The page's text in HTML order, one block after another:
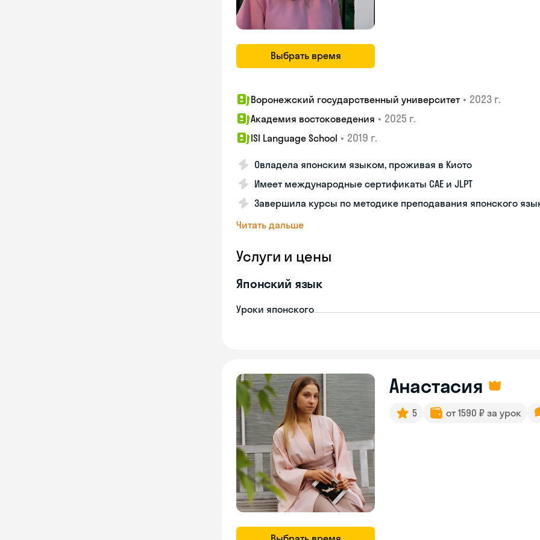
Выбрать время
Воронежский государственный университет • 2023 г.
Академия востоковедения • 2025 г.
ISI Language School • 2019 г.
Овладела японским языком, проживая в Киото
Имеет международные сертификаты CAE и JLPT
Завершила курсы по методике преподавания японского
Читать дальше
Услуги и цены
Японский язык
Уроки японского
Анастасия
5 от 1590 ₽ за урок